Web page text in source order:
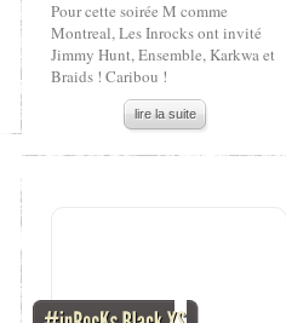
Pour cette soirée M comme
Montreal, Les Inrocks ont invité
Jimmy Hunt, Ensemble, Karkwa et
Braids ! Caribou !
lire la suite